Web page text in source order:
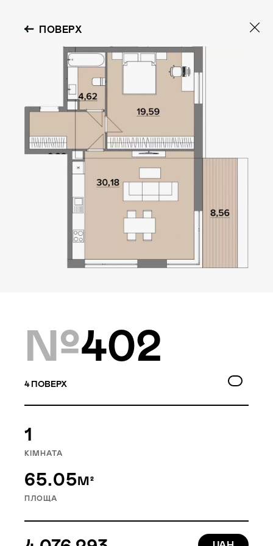
GOLOSEEV
HILLS
Статус
Проєктування
малоповерховий
житловий квартал. Це 6
будинків, об’єднаних
ПОВЕРХ
№402
4ПОВЕРХ
1
КІМНАТА
65.05М²
ПЛОЩА